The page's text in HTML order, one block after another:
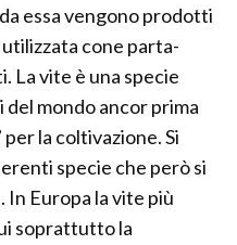
essa vengono prodotti
cone parta-
La vite è una specie
mondo ancor prima
la coltivazione. Si
specie che però si
Europa la vite più
soprattutto la